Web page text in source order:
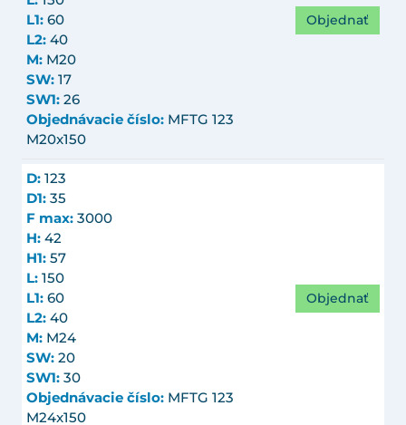
L1: 60
L2: 40
M: M20
SW: 17
SW1: 26
Objednávacie číslo: MFTG 123
M20x150
Objednať
D: 123
D1: 35
F max: 3000
H: 42
H1: 57
L: 150
L1: 60
L2: 40
M: M24
SW: 20
SW1: 30
Objednávacie číslo: MFTG 123
M24x150
Objednať